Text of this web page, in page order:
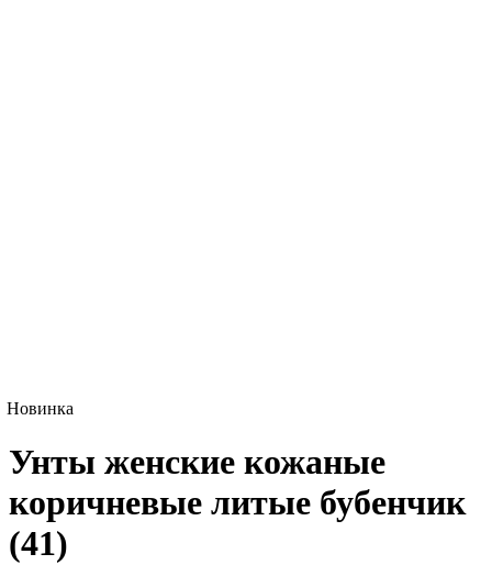
Новинка
Унты женские кожаные
коричневые литые бубенчик
(41)